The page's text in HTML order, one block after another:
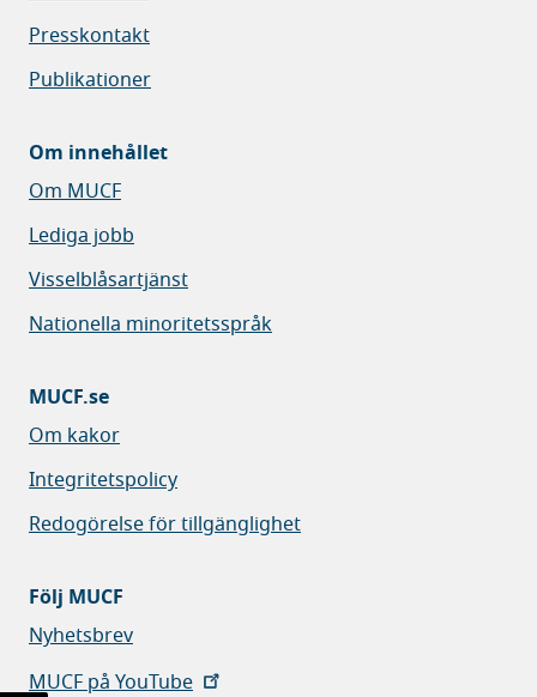
Presskontakt
Publikationer
Om innehållet
Om MUCF
Lediga jobb
Visselblåsartjänst
Nationella minoritetsspråk
MUCF.se
Om kakor
Integritetspolicy
Redogörelse för tillgänglighet
Följ MUCF
Nyhetsbrev
MUCF på YouTube